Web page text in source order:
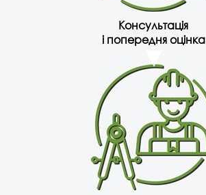
Консультація
і попередня оцінка